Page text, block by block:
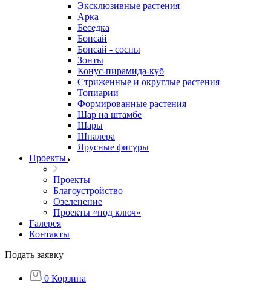
Эксклюзивные растения
Арка
Беседка
Бонсай
Бонсай - сосны
Зонты
Конус-пирамида-куб
Стриженные и округлые растения
Топиарии
Формированные растения
Шар на штамбе
Шары
Шпалера
Ярусные фигуры
Проекты
Проекты
Благоустройство
Озеленение
Проекты «под ключ»
Галерея
Контакты
Подать заявку
0 Корзина